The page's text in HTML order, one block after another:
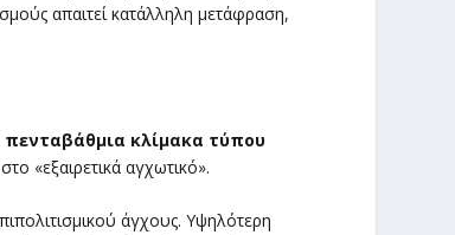
απαιτεί κατάλληλη μετάφραση,
πενταβάθμια κλίμακα τύπου
«εξαιρετικά αγχωτικό».
άγχους. Υψηλότερη